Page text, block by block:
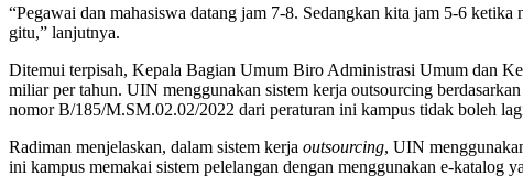
“Pegawai dan mahasiswa datang jam 7-8. Sedangkan kita jam 5-6
gitu,” lanjutnya.
Ditemui terpisah, Kepala Bagian Umum Biro Administrasi Umum dan
miliar per tahun. UIN menggunakan sistem kerja outsourcing
nomor B/185/M.SM.02.02/2022 dari peraturan ini kampus tidak boleh
Radiman menjelaskan, dalam sistem kerja outsourcing, UIN
ini kampus memakai sistem pelelangan dengan menggunakan e-katalog